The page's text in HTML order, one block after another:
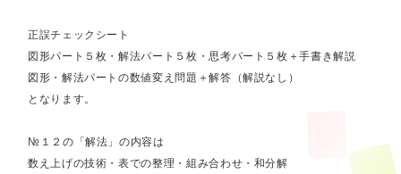
正誤チェックシート
図形パート５枚・解法パート５枚・思考パート５枚＋手書き解説
図形・解法パートの数値変え問題＋解答（解説なし）
となります。
№１２の「解法」の内容は
数え上げの技術・表での整理・組み合わせ・和分解